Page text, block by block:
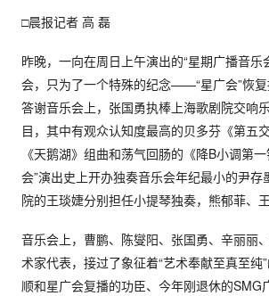
□晨报记者 高 磊
昨晚，一向在周日上午演出的“星期广播音
会，只为了一个特殊的纪念——“星广会”恢
答谢音乐会上，张国勇执棒上海歌剧院交响
目，其中有观众认知度最高的贝多芬《第五
《天鹅湖》组曲和荡气回肠的《降B小调第
会”演出史上开办独奏音乐会年纪最小的尹
院的王琰婕分别担任小提琴独奏，熊郁菲、
音乐会上，曹鹏、陈燮阳、张国勇、辛丽丽
术家代表，接过了象征着“艺术奉献至真至
顺和星广会复播的功臣、今年刚退休的